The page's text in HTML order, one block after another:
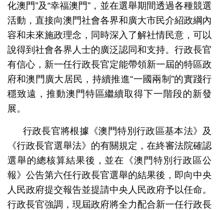
化澳門”及“幸福澳門”，並在選舉期間透過各種競選
活動，直接向澳門社會各界和廣大市民介紹政綱內
容和未來施政理念，同時深入了解社情民意，可以
說得到社會各界人士的廣泛認同和支持。行政長官
有信心，新一任行政長官定能帶領新一屆的特區政
府和澳門廣大居民，持續推進“一國兩制”的實踐行
穩致遠，推動澳門特區繼續取得下一階段的新發
展。
行政長官將根據《澳門特別行政區基本法》及
《行政長官選舉法》的有關規定，在終審法院確認
選舉的總核算結果後，並在《澳門特別行政區公
報》公告第六任行政長官選舉的結果後，即向中央
人民政府提交報告並提請中央人民政府予以任命。
行政長官強調，現屆政府將全力配合新一任行政長